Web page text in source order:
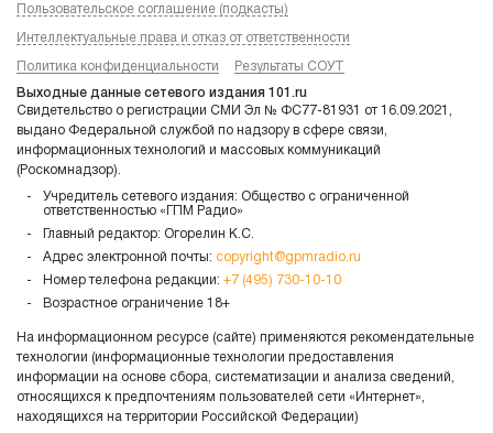
Пользовательское соглашение (подкасты)
Интеллектуальные права и отказ от ответственности
Политика конфиденциальности Результаты СОУТ
Выходные данные сетевого издания 101.ru
Свидетельство о регистрации СМИ Эл № ФС77-81931 от 16.09.2021,
выдано Федеральной службой по надзору в сфере связи,
информационных технологий и массовых коммуникаций
(Роскомнадзор).
Учредитель сетевого издания: Общество с ограниченной
ответственностью «ГПМ Радио»
Главный редактор: Огорелин К.С.
Адрес электронной почты: copyright@gpmradio.ru
Номер телефона редакции: +7 (495) 730-10-10
Возрастное ограничение 18+
На информационном ресурсе (сайте) применяются рекомендательные
технологии (информационные технологии предоставления
информации на основе сбора, систематизации и анализа сведений,
относящихся к предпочтениям пользователей сети «Интернет»,
находящихся на территории Российской Федерации)